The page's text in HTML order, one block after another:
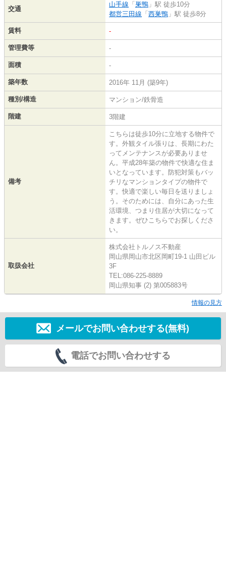
交通
山手線 「 巣鴨 」駅 徒歩10分
都営三田線 「 西巣鴨 」駅 徒歩8分
賃料 -
管理費等 -
面積 -
築年数 2016年 11月 (築9年)
種別/構造 マンション/鉄骨造
階建 3階建
備考
こちらは徒歩10分に立地する物件で
す。外観タイル張りは、長期にわた
ってメンテナンスが必要ありませ
ん。平成28年築の物件で快適な住ま
いとなっています。防犯対策もバッ
チリなマンションタイプの物件で
す。快適で楽しい毎日を送りましょ
う。そのためには、自分にあった生
活環境、つまり住居が大切になって
きます。ぜひこちらでお探しくださ
い。
取扱会社
株式会社トルノス不動産
岡山県岡山市北区岡町19-1 山田ビル
3F
TEL:086-225-8889
岡山県知事 (2) 第005883号
情報の見方
メールでお問い合わせする(無料)
電話でお問い合わせする